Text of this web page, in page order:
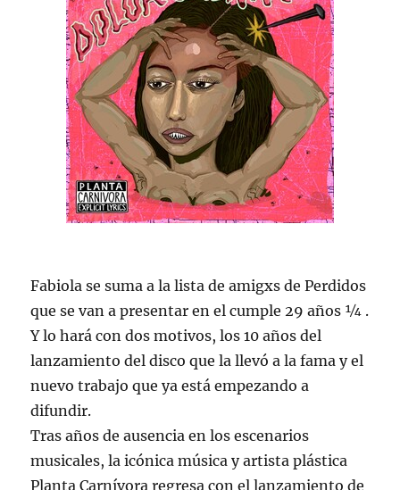
Fabiola se suma a la lista de amigxs de Perdidos
que se van a presentar en el cumple 29 años ¼ .
Y lo hará con dos motivos, los 10 años del
lanzamiento del disco que la llevó a la fama y el
nuevo trabajo que ya está empezando a
difundir.
Tras años de ausencia en los escenarios
musicales, la icónica música y artista plástica
Planta Carnívora regresa con el lanzamiento de